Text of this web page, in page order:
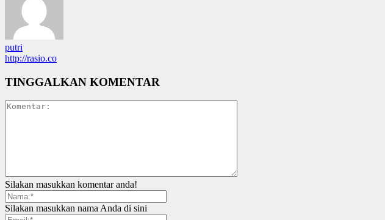
putri
http://rasio.co
TINGGALKAN KOMENTAR
Silakan masukkan komentar anda!
Silakan masukkan nama Anda di sini